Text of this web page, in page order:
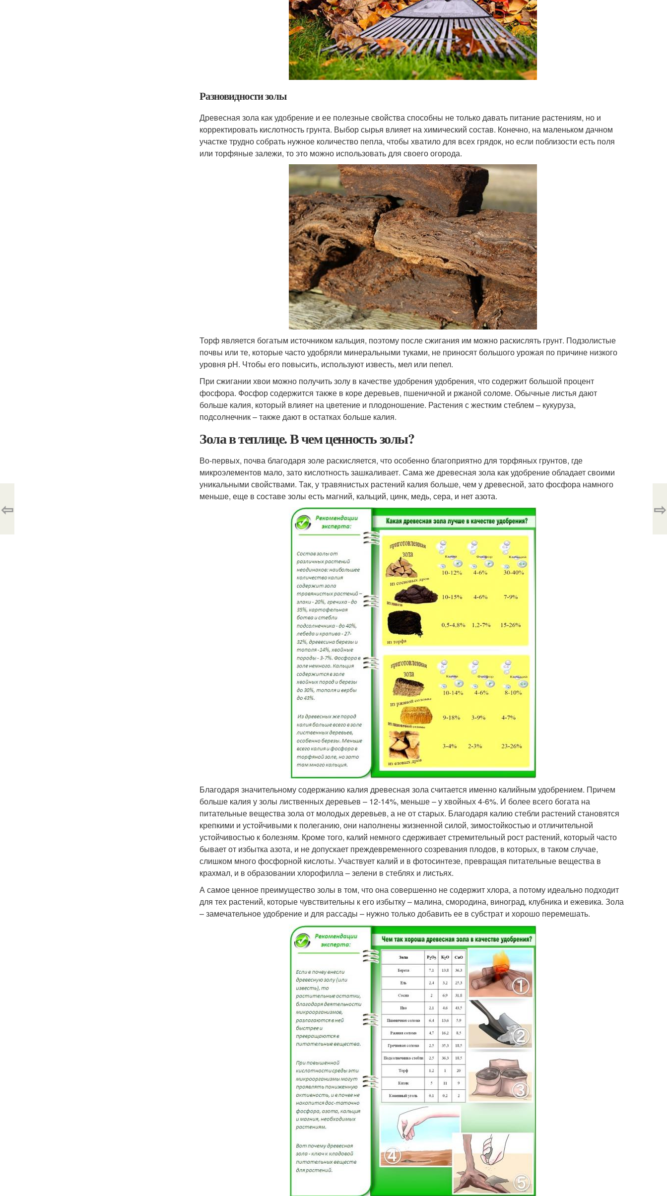
Разновидности золы
Древесная зола как удобрение и ее полезные свойства способны не только давать питание растениям, но и
корректировать кислотность грунта. Выбор сырья влияет на химический состав. Конечно, на маленьком дачном
участке трудно собрать нужное количество пепла, чтобы хватило для всех грядок, но если поблизости есть поля
или торфяные залежи, то это можно использовать для своего огорода.
Торф является богатым источником кальция, поэтому после сжигания им можно раскислять грунт. Подзолистые
почвы или те, которые часто удобряли минеральными туками, не приносят большого урожая по причине низкого
уровня pH. Чтобы его повысить, используют известь, мел или пепел.
При сжигании хвои можно получить золу в качестве удобрения удобрения, что содержит большой процент
фосфора. Фосфор содержится также в коре деревьев, пшеничной и ржаной соломе. Обычные листья дают
больше калия, который влияет на цветение и плодоношение. Растения с жестким стеблем – кукуруза,
подсолнечник – также дают в остатках больше калия.
Зола в теплице. В чем ценность золы?
Во-первых, почва благодаря золе раскисляется, что особенно благоприятно для торфяных грунтов, где
микроэлементов мало, зато кислотность зашкаливает. Сама же древесная зола как удобрение обладает своими
уникальными свойствами. Так, у травянистых растений калия больше, чем у древесной, зато фосфора намного
меньше, еще в составе золы есть магний, кальций, цинк, медь, сера, и нет азота.
Благодаря значительному содержанию калия древесная зола считается именно калийным удобрением. Причем
больше калия у золы лиственных деревьев – 12-14%, меньше – у хвойных 4-6%. И более всего богата на
питательные вещества зола от молодых деревьев, а не от старых. Благодаря калию стебли растений становятся
крепкими и устойчивыми к полеганию, они наполнены жизненной силой, зимостойкостью и отличительной
устойчивостью к болезням. Кроме того, калий немного сдерживает стремительный рост растений, который часто
бывает от избытка азота, и не допускает преждевременного созревания плодов, в которых, в таком случае,
слишком много фосфорной кислоты. Участвует калий и в фотосинтезе, превращая питательные вещества в
крахмал, и в образовании хлорофилла – зелени в стеблях и листьях.
А самое ценное преимущество золы в том, что она совершенно не содержит хлора, а потому идеально подходит
для тех растений, которые чувствительны к его избытку – малина, смородина, виноград, клубника и ежевика. Зола
– замечательное удобрение и для рассады – нужно только добавить ее в субстрат и хорошо перемешать.
⇦ ⇨